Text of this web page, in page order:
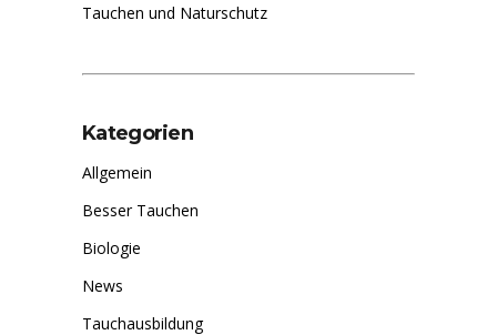
Tauchen und Naturschutz
Kategorien
Allgemein
Besser Tauchen
Biologie
News
Tauchausbildung